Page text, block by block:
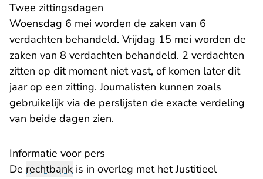
Twee zittingsdagen
Woensdag 6 mei worden de zaken van 6
verdachten behandeld. Vrijdag 15 mei worden de
zaken van 8 verdachten behandeld. 2 verdachten
zitten op dit moment niet vast, of komen later dit
jaar op een zitting. Journalisten kunnen zoals
gebruikelijk via de perslijsten de exacte verdeling
van beide dagen zien.
Informatie voor pers
De rechtbank is in overleg met het Justitieel